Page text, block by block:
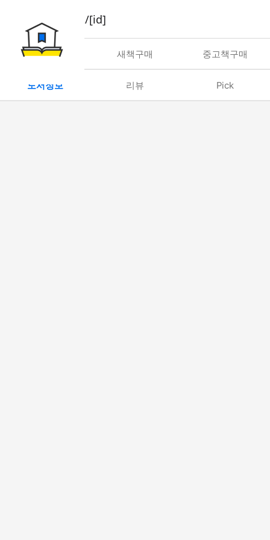
book/rent/[id]
대여 새책구매 중고책구매
도서정보 리뷰 Pick